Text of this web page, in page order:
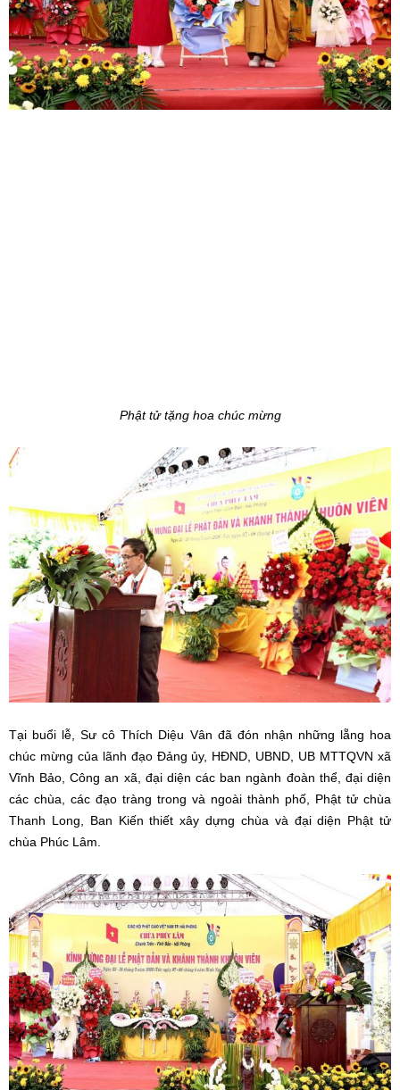
Phật tử tặng hoa chúc mừng
Tại buổi lễ, Sư cô Thích Diệu Vân đã đón nhận những lẵng hoa
chúc mừng của lãnh đạo Đảng ủy, HĐND, UBND, UB MTTQVN xã
Vĩnh Bảo, Công an xã, đại diện các ban ngành đoàn thể, đại diện
các chùa, các đạo tràng trong và ngoài thành phố, Phật tử chùa
Thanh Long, Ban Kiến thiết xây dựng chùa và đại diện Phật tử
chùa Phúc Lâm.